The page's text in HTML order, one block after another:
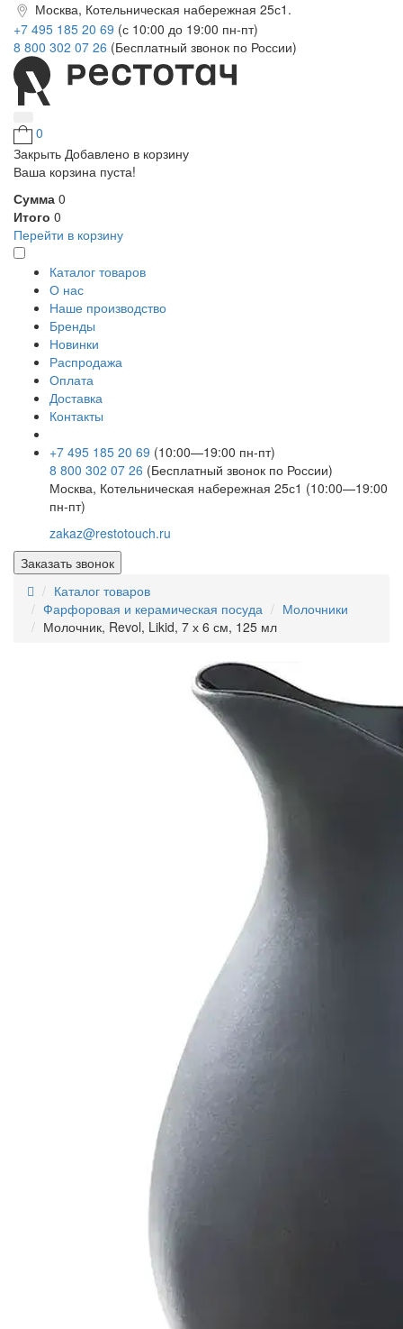
Москва, Котельническая набережная 25с1.
+7 495 185 20 69 (с 10:00 до 19:00 пн-пт)
8 800 302 07 26 (Бесплатный звонок по России)
0
Закрыть Добавлено в корзину
Ваша корзина пуста!
Сумма 0
Итого 0
Перейти в корзину
Каталог товаров
О нас
Наше производство
Бренды
Новинки
Распродажа
Оплата
Доставка
Контакты
+7 495 185 20 69 (10:00—19:00 пн-пт)
8 800 302 07 26 (Бесплатный звонок по России)
Москва, Котельническая набережная 25с1 (10:00—19:00
пн-пт)
zakaz@restotouch.ru
Заказать звонок
Каталог товаров
Фарфоровая и керамическая посуда
Молочники
Молочник, Revol, Likid, 7 х 6 см, 125 мл